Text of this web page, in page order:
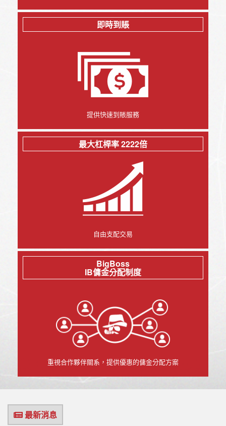
即時到賬
提供快速到賬服務
最大杠桿率 2222倍
自由支配交易
BigBoss
IB傭金分配制度
重視合作夥伴關系，提供優惠的傭金分配方案
最新消息